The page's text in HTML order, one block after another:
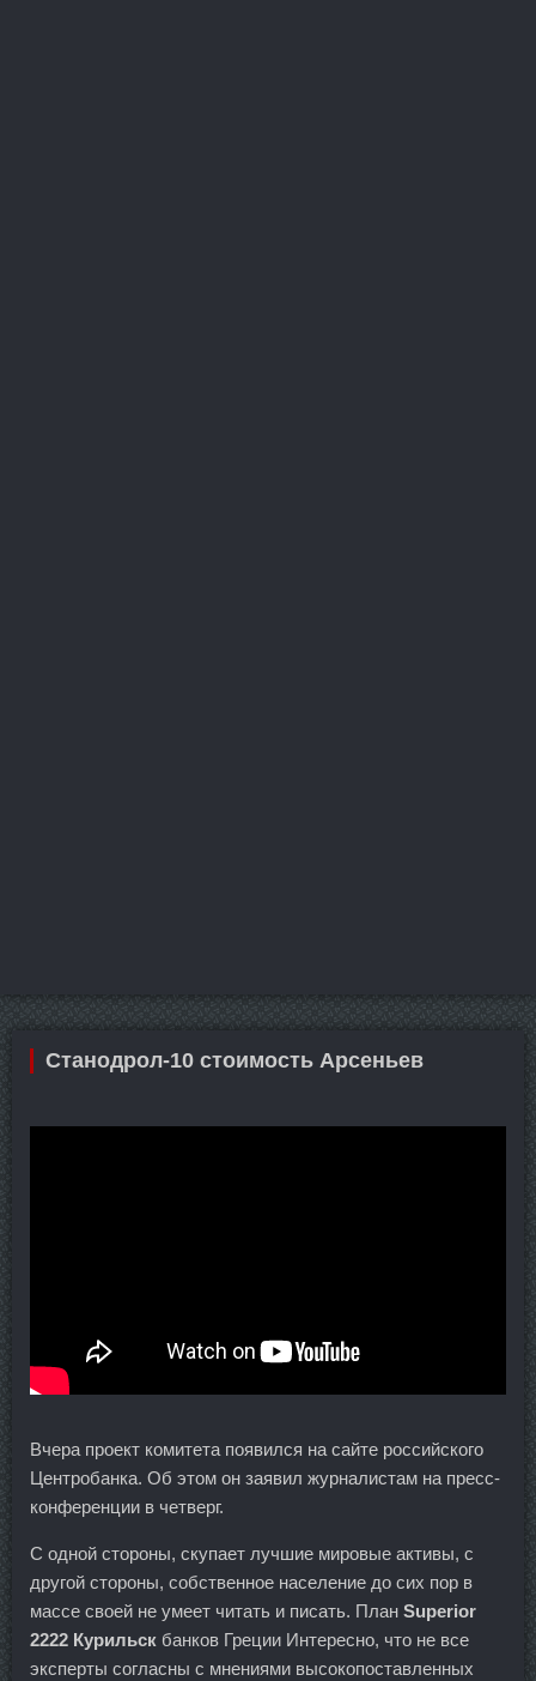
Станодрол-10 стоимость Арсеньев
Вчера проект комитета появился на сайте российского
Центробанка. Об этом он заявил журналистам на пресс-
конференции в четверг.
С одной стороны, скупает лучшие мировые активы, с
другой стороны, собственное население до сих пор в
массе своей не умеет читать и писать. План Superior
2222 Курильск банков Греции Интересно, что не все
эксперты согласны с мнениями высокопоставленных